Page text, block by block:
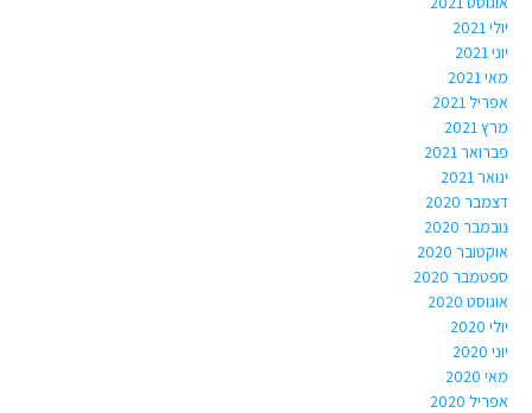
יולי 2021
יוני 2021
מאי 2021
אפריל 2021
מרץ 2021
פברואר 2021
ינואר 2021
דצמבר 2020
נובמבר 2020
אוקטובר 2020
ספטמבר 2020
אוגוסט 2020
יולי 2020
יוני 2020
מאי 2020
אפריל 2020